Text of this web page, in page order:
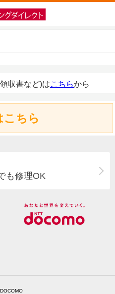
収書など)はこちらから
こちら
も修理OK